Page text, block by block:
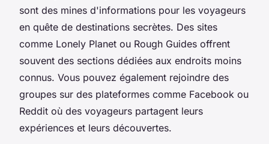
sont des mines d'informations pour les voyageurs
en quête de destinations secrètes. Des sites
comme Lonely Planet ou Rough Guides offrent
souvent des sections dédiées aux endroits moins
connus. Vous pouvez également rejoindre des
groupes sur des plateformes comme Facebook ou
Reddit où des voyageurs partagent leurs
expériences et leurs découvertes.